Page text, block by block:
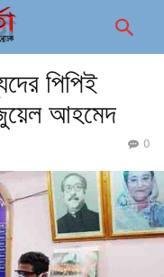
পিপিই
আহমেদ
0